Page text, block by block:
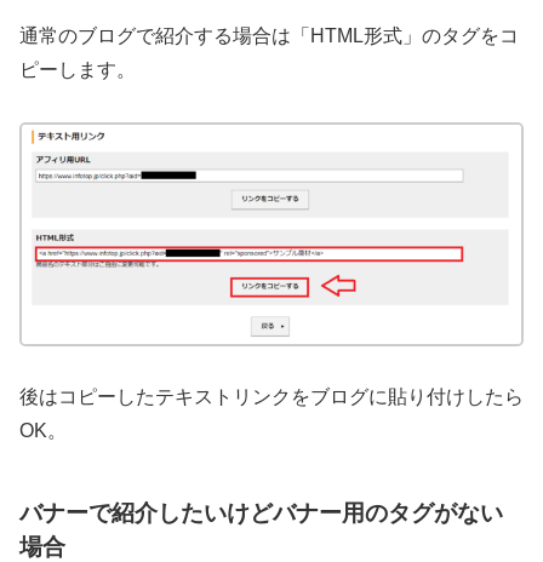
通常のブログで紹介する場合は「HTML形式」のタグをコ
ピーします。
後はコピーしたテキストリンクをブログに貼り付けしたら
OK。
バナーで紹介したいけどバナー用のタグがない
場合